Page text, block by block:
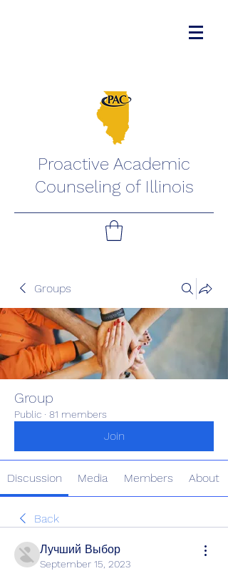
Proactive Academic
Counseling of Illinois
Groups
Group
Public · 81 members
Join
Discussion Media Members About
Back
Лучший Выбор
September 15, 2023